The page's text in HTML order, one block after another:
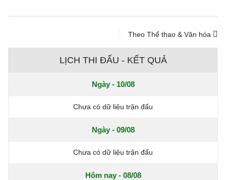
Theo Thể thao & Văn hóa
LỊCH THI ĐẤU - KẾT QUẢ
Ngày - 10/08
Chưa có dữ liệu trận đấu
Ngày - 09/08
Chưa có dữ liệu trận đấu
Hôm nay - 08/08